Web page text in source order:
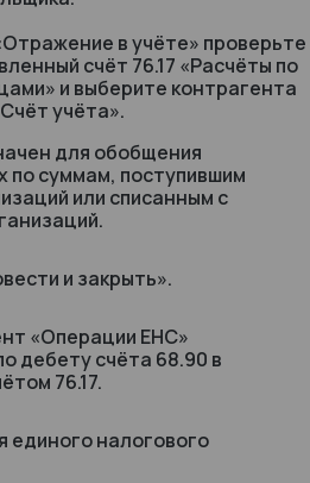
в учёте» проверьте
счёт 76.17 «Расчёты по
и выберите контрагента
учёта».
для обобщения
по суммам, поступившим
или списанным с
и закрыть».
«Операции ЕНС»
дебету счёта 68.90 в
76.17.